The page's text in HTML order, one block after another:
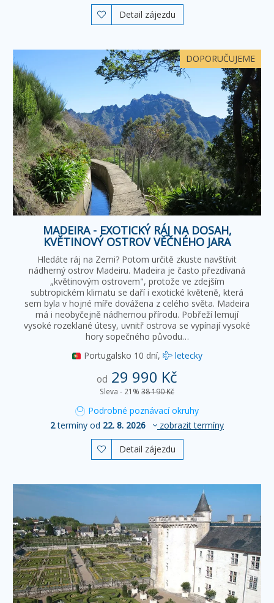
 Detail zájezdu
DOPORUČUJEME
MADEIRA - EXOTICKÝ RÁJ NA DOSAH,
KVĚTINOVÝ OSTROV VĚČNÉHO JARA
Hledáte ráj na Zemi? Potom určitě zkuste navštívit
nádherný ostrov Madeiru. Madeira je často přezdívaná
„květinovým ostrovem", protože ve zdejším
subtropickém klimatu se daří i exotické květeně, která
sem byla v hojné míře dovážena z celého světa. Madeira
má i neobyčejně nádhernou přírodu. Pobřeží lemují
vysoké rozeklané útesy, uvnitř ostrova se vypínají vysoké
hory sopečného původu…
Portugalsko 10 dní, letecky
od 29 990 Kč
Sleva - 21% 38 190 Kč
Podrobné poznávací okruhy
2termíny od 22. 8. 2026 zobrazit termíny
 Detail zájezdu